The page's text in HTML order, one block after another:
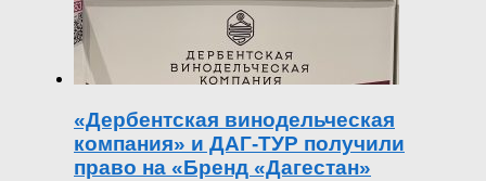
«Дербентская винодельческая
компания» и ДАГ-ТУР получили
право на «Бренд «Дагестан»